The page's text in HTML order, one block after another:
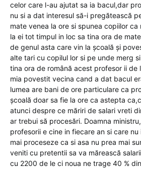
celor care l-au ajutat sa ia bacul,dar
nu si a dat interesul să-i pregătească
mate venea la ore si spunea copiilor ca
la ei tot timpul in loc sa tina ora de
de genul asta care vin la școală și
alte tari cu copilul lor si pe unde merg
tina ora de română acest profesor ii de
mia povestit vecina cand a dat bacul
lumea are bani de ore particulare ca
școală doar sa fie la ore ca astepta
atunci despre ce măriri de salari vreti
ar trebui să procesări. Doamna
profesorii e cine in fiecare an si care
mai proceseze ca si asa nu prea mai
veniti cu pretentii sa va mărească
cu 2200 de le ci noua ne trage 40 %